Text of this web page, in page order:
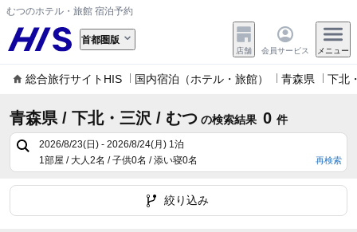
むつのホテル・旅館 宿泊予約
首都圏版
店舗 会員サービス メニュー
総合旅行サイトHIS 国内宿泊（ホテル・旅館） 青森県 下北
青森県 / 下北・三沢 / むつ の検索結果 0 件
2026/8/23(日) - 2026/8/24(月) 1泊
1部屋 / 大人2名 / 子供0名 / 添い寝0名
再検索
絞り込み